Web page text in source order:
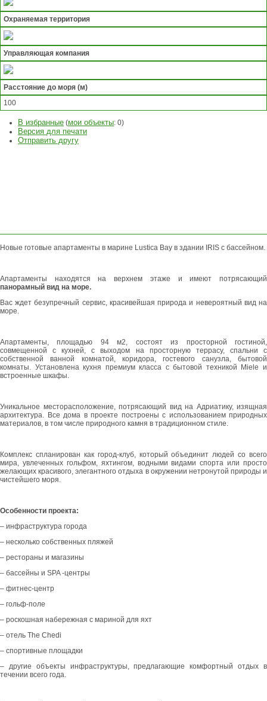
Охраняемая территория
Управляющая компания
Расстояние до моря (м)
100
В избранные (мои объекты: 0)
Версия для печати
Отправить другу
Новые готовые апартаменты в марине Lustica Bay в здании IRIS с бассейном.
Апартаменты находятся на верхнем этаже и имеют потрясающий
панорамный вид на море.
Вас ждет безупречный сервис, красивейшая природа и невероятный вид на
море.
Апартаменты, площадью 94 м2, состоят из просторной гостиной,
совмещенной с кухней, с выходом на просторную террасу, спальни с
собственной ванной комнатой, коридора, гостевого санузла, бытовой
комнаты. Установлена кухня премиум класса с бытовой техникой Miele и
встроенные шкафы.
Уникальное месторасположение, потрясающий вид на Адриатику, изящная
архитектура. Все дома в проекте построены с использованием природных
материалов, в том числе природного камня в традиционном стиле.
Комплекс спланирован как город-клуб, который объединит людей со всего
мира, увлеченных гольфом, яхтингом, водными видами спорта или просто
желающих красивого, элегантного отдыха в окружении нетронутой природы и
чистейшего моря.
Особенности проекта:
– инфраструктура города
– несколько собственных пляжей
– рестораны и магазины
– бассейны и SPA -центры
– фитнес-центр
– гольф-поле
– роскошная набережная с мариной для яхт
– отель The Chedi
– спортивные площадки
– другие объекты инфраструктуры, предлагающие комфортный отдых в
течении всего года.